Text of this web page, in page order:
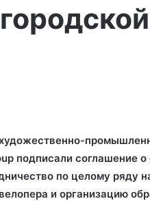
подписали соглашение
по целому ряду
и организацию